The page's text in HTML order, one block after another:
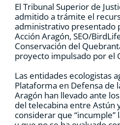
CARRITO
El Tribunal Superior de
admitido a trámite el
administrativo presentado
Acción Aragón, SEO/
Conservación del
proyecto impulsado por el
Las entidades ecologistas
Plataforma en Defensa de
Aragón han llevado ante
del telecabina entre Astún
considerar que